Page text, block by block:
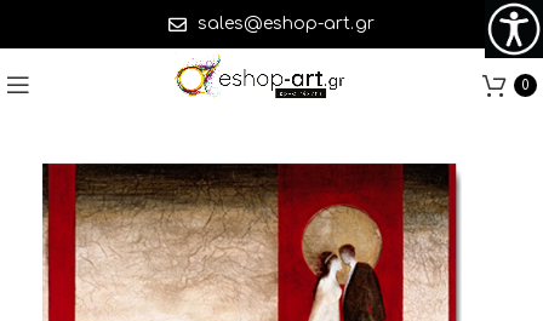
sales@eshop-art.gr
0